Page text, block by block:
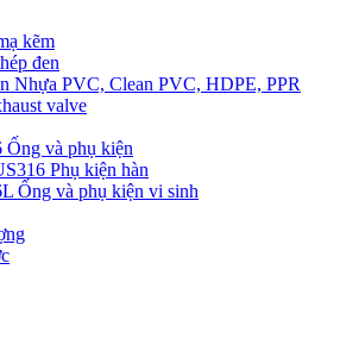
kẽm
đen
Nhựa PVC, Clean PVC, HDPE, PPR
valve
Ống và phụ kiện
Phụ kiện hàn
Ống và phụ kiện vi sinh